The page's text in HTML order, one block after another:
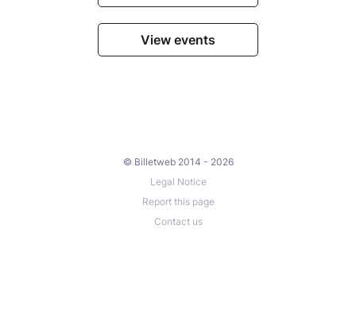
View events
© Billetweb 2014 - 2026
Legal Notice
Report this page
Contact us